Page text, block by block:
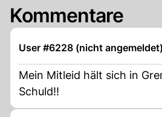
Kommentare
User #6228 (nicht angemeldet)
Mein Mitleid hält sich in
Schuld!!